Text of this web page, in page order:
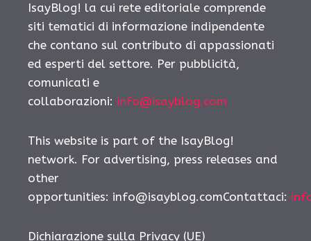
IsayBlog! la cui rete editoriale comprende
siti tematici di informazione indipendente
che contano sul contributo di appassionati
ed esperti del settore. Per pubblicità,
comunicati e
collaborazioni: info@isayblog.com
This website is part of the IsayBlog!
network. For advertising, press releases and
other
opportunities: info@isayblog.comContattaci:
Dichiarazione sulla Privacy (UE)